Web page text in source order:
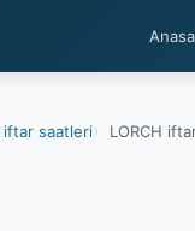
iftar saatleri LORCH